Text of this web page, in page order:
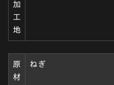
加
工
地
原
材
ねぎ